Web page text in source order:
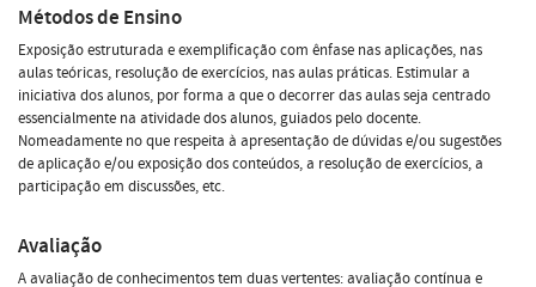
Métodos de Ensino
Exposição estruturada e exemplificação com ênfase nas aplicações, nas
aulas teóricas, resolução de exercícios, nas aulas práticas. Estimular a
iniciativa dos alunos, por forma a que o decorrer das aulas seja centrado
essencialmente na atividade dos alunos, guiados pelo docente.
Nomeadamente no que respeita à apresentação de dúvidas e/ou sugestões
de aplicação e/ou exposição dos conteúdos, a resolução de exercícios, a
participação em discussões, etc.
Avaliação
A avaliação de conhecimentos tem duas vertentes: avaliação contínua e